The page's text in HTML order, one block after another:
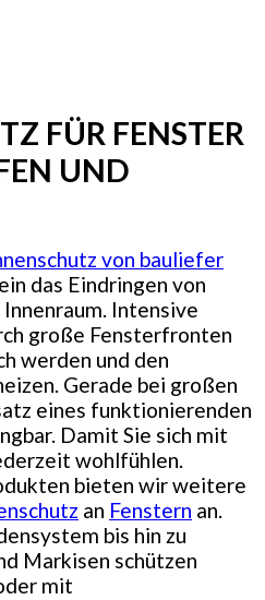
FÜR FENSTER
UND
von bauliefer
das Eindringen von
Intensive
große Fensterfronten
werden und den
Gerade bei großen
eines funktionierenden
Damit Sie sich mit
wohlfühlen.
bieten wir weitere
an Fenstern an.
bis hin zu
Markisen schützen
mit